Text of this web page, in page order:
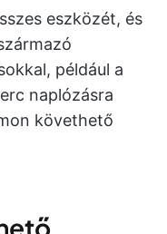
eszközét, és
például a
naplózásra
követhető